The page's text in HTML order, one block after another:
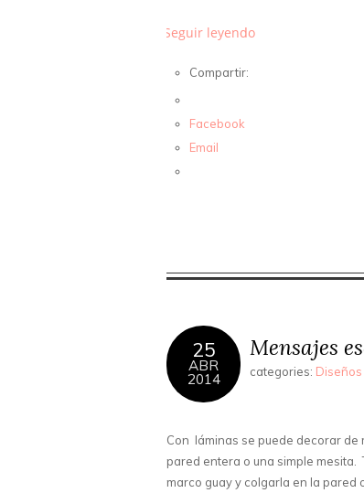
Seguir leyendo
Compartir:
Facebook
Email
25
ABR
2014
Mensajes
categories:
Con láminas se puede decorar de
pared entera o una simple mesita.
marco guay y colgarla en la pared